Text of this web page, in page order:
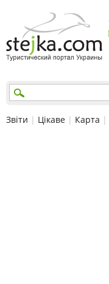
Звіти | Цікаве | Карта |